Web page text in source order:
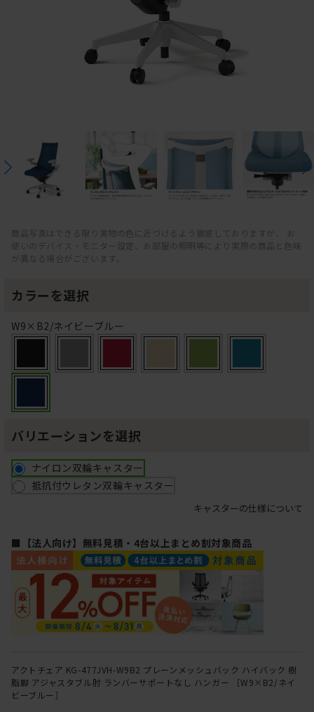
商品写真はできる限り実物の色に近づけるよう徹底しておりますが、 お
使いのデバイス・モニター設定、お部屋の照明等により実際の商品と色味
が異なる場合がございます。
カラーを選択
W9×B2/ネイビーブルー
バリエーションを選択
ナイロン双輪キャスター
抵抗付ウレタン双輪キャスター
キャスターの仕様について
■【法人向け】無料見積・4台以上まとめ割対象商品
アクトチェア KG-477JVH-W9B2 プレーンメッシュバック ハイバック 樹
脂脚 アジャスタブル肘 ランバーサポートなし ハンガー ［W9×B2/ネイ
ビーブルー］